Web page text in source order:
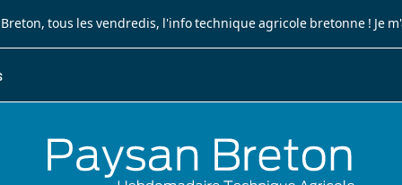
, tous les vendredis, l'info technique agricole bretonne ! Je